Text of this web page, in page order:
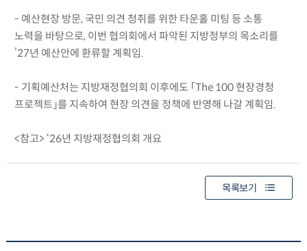
- 예산현장 방문, 국민 의견 청취를 위한 타운홀 미팅 등 소통
노력을 바탕으로, 이번 협의회에서 파악된 지방정부의 목소리를
’27년 예산안에 환류할 계획임.
- 기획예산처는 지방재정협의회 이후에도 「The 100 현장경청
프로젝트」를 지속하여 현장 의견을 정책에 반영해 나갈 계획임.
<참고> ‘26년 지방재정협의회 개요
목록보기